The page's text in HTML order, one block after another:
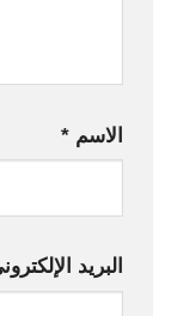
الاسم *
البريد